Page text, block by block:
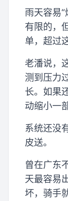
雨天容易
有限的，
单，超过
老潘说，
测到压力
长。如果
动缩小一
系统还没
皮送。
曾在广东
天最容易
坏，骑手